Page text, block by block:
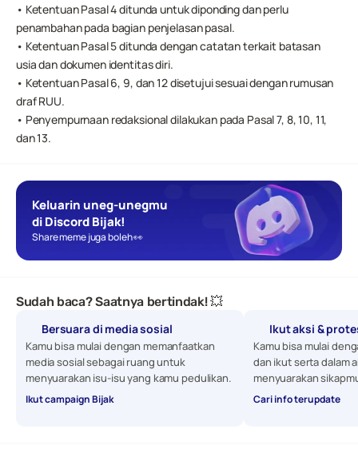
• Ketentuan Pasal 4 ditunda untuk diponding dan perlu
penambahan pada bagian penjelasan pasal.
• Ketentuan Pasal 5 ditunda dengan catatan terkait batasan
usia dan dokumen identitas diri.
• Ketentuan Pasal 6, 9, dan 12 disetujui sesuai dengan rumusan
draf RUU.
• Penyempurnaan redaksional dilakukan pada Pasal 7, 8, 10, 11,
dan 13.
Keluarin uneg-unegmu
di Discord Bijak!
Share meme juga boleh 👀
Sudah baca? Saatnya bertindak! 💥
Bersuara di media sosial
Kamu bisa mulai dengan memanfaatkan
media sosial sebagai ruang untuk
menyuarakan isu-isu yang kamu pedulikan.
Ikut campaign Bijak
Ikut aksi &
Kamu bisa mulai
dan ikut serta dalam
menyuarakan
Cari info terupdate